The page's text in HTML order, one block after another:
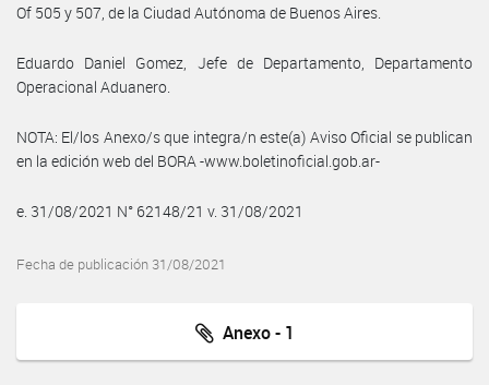
Of 505 y 507, de la Ciudad Autónoma de Buenos Aires.
Eduardo Daniel Gomez, Jefe de Departamento, Departamento
Operacional Aduanero.
NOTA: El/los Anexo/s que integra/n este(a) Aviso Oficial se publican
en la edición web del BORA -www.boletinoficial.gob.ar-
e. 31/08/2021 N° 62148/21 v. 31/08/2021
Fecha de publicación 31/08/2021
Anexo - 1